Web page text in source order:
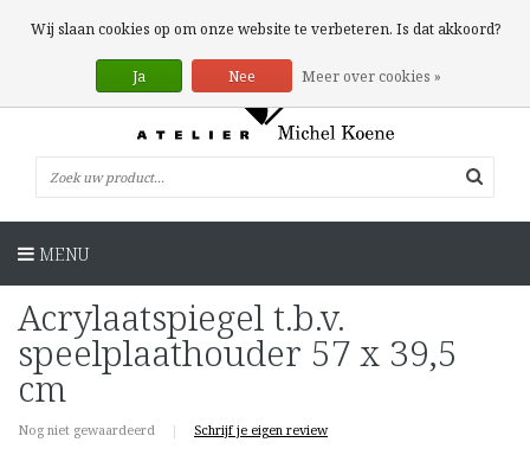
0 Artikelen
MENU
Acrylaatspiegel t.b.v.
speelplaathouder 57 x 39,5
cm
Nog niet gewaardeerd | Schrijf je eigen review
Wij slaan cookies op om onze website te verbeteren. Is dat akkoord?
Ja Nee Meer over cookies »